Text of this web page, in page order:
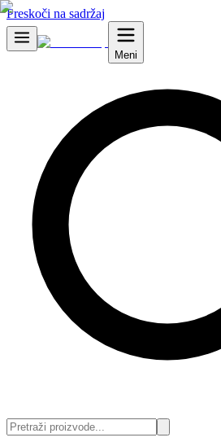
Preskoči na sadržaj
Meni